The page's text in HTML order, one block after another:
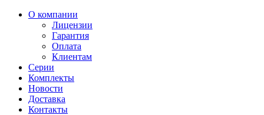
О компании
Лицензии
Гарантия
Оплата
Клиентам
Серии
Комплекты
Новости
Доставка
Контакты